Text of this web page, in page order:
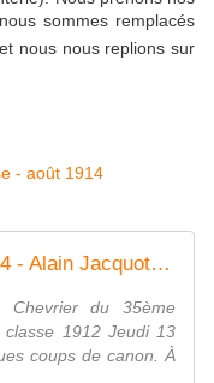
sommes remplacés
nous nous replions sur
Reprise de Mulhouse - août 1914 - Alain Jacquot-Boileau
Chevrier du 35ème
1912 Jeudi 13
coups de canon. À